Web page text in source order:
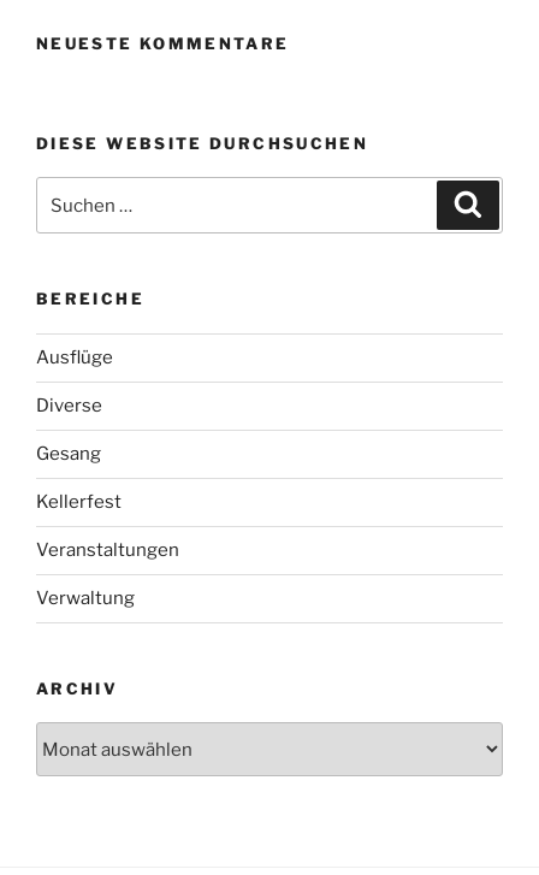
NEUESTE KOMMENTARE
DIESE WEBSITE DURCHSUCHEN
nach:
BEREICHE
Ausflüge
Diverse
Gesang
Kellerfest
Veranstaltungen
Verwaltung
ARCHIV